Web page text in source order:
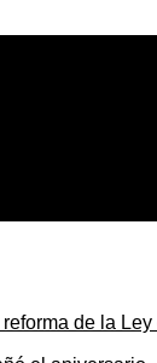
de la Ley